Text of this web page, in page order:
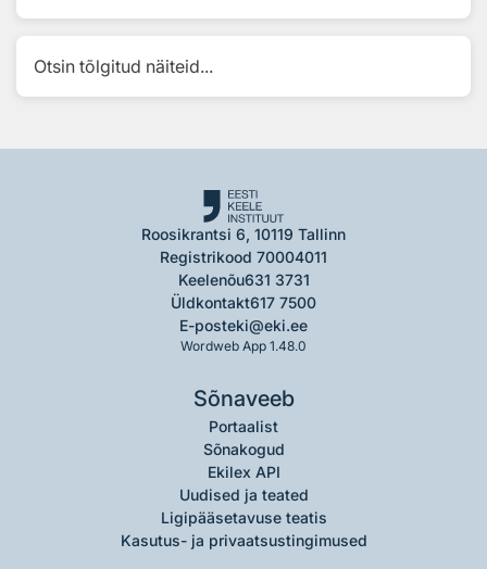
Otsin tõlgitud näiteid...
Roosikrantsi 6, 10119 Tallinn
Registrikood 70004011
Keelenõu631 3731
Üldkontakt617 7500
E-posteki@eki.ee
Wordweb App 1.48.0
Sõnaveeb
Portaalist
Sõnakogud
Ekilex API
Uudised ja teated
Ligipääsetavuse teatis
Kasutus- ja privaatsustingimused